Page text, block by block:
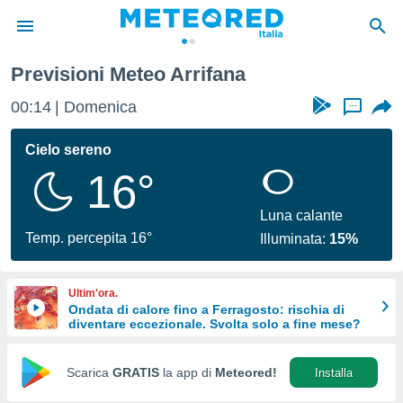
di
per
le
di
Web
Previsioni Meteo Arrifana
00:14 Domenica ...
Cielo sereno
16°
Temp. percepita 16°
Luna calante
Illuminata: 15%
Ultim'ora.
Ondata di calore fino a Ferragosto: rischia di
diventare eccezionale. Svolta solo a fine mese?
Scarica GRATIS la app di Meteored! Installa